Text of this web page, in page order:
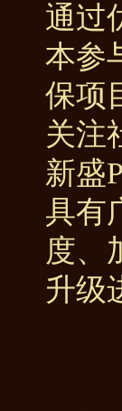
通过
本参
保项
关注
新盛
具有
度、
升级